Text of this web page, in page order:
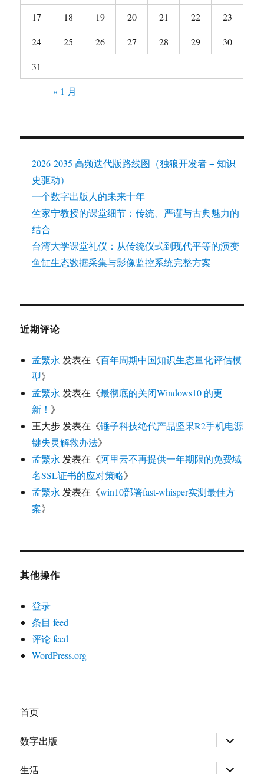
17
18 19 20 21 22
23
24
25 26 27 28 29
30
31
« 1 月
2026-2035 高频迭代版路线图（独狼开发者 + 知识
史驱动）
一个数字出版人的未来十年
竺家宁教授的课堂细节：传统、严谨与古典魅力的
结合
台湾大学课堂礼仪：从传统仪式到现代平等的演变
鱼缸生态数据采集与影像监控系统完整方案
近期评论
孟繁永 发表在《百年周期中国知识生态量化评估模
型》
孟繁永 发表在《最彻底的关闭Windows10 的更
新！ 》
王大步 发表在《锤子科技绝代产品坚果R2手机电源
键失灵解救办法》
孟繁永 发表在《阿里云不再提供一年期限的免费域
名SSL证书的应对策略》
孟繁永 发表在《win10部署fast-whisper实测最佳方
案》
其他操作
登录
条目 feed
评论 feed
WordPress.org
首页
数字出版 展
开
子
菜
生活 展